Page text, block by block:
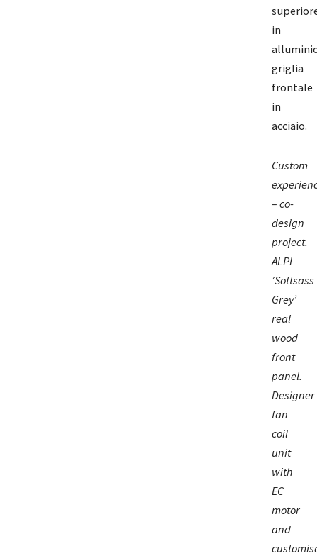
in
griglia
frontale
in
acciaio.
Custom
– co-
design
project.
ALPI
‘Sottsass
Grey’
real
wood
front
panel.
Designer
fan
coil
unit
with
EC
motor
and